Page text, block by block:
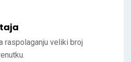
raspolaganju veliki broj